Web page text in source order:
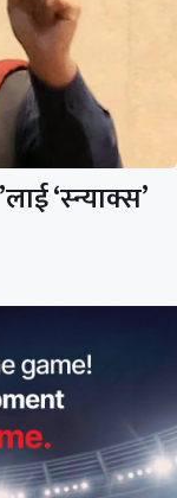
‘स्न्याक्स’